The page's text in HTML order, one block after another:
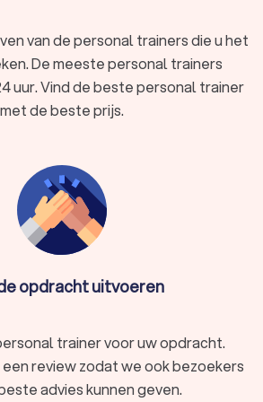
kiest voor een gym personal trainer,
huis of een online fitnesscoach, u
het u uitkomt.
zorgt ervoor dat uw trainingen nooit
houdt u gemotiveerd en voorkomt
u met een personal
zijn enkele voorbeelden:
vet en verbeter uw eetgewoonten
plan.
spiermassa op en word fysiek
van de personal trainers die u het
De meeste personal trainers
uur. Vind de beste personal trainer
met de beste prijs.
opdracht uitvoeren
trainer voor uw opdracht.
review zodat we ook bezoekers
advies kunnen geven.